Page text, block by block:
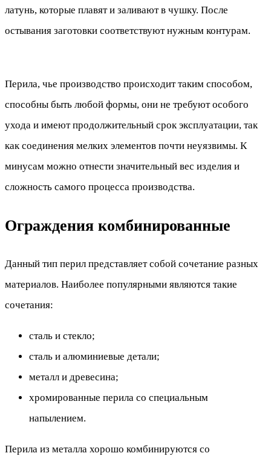
латунь, которые плавят и заливают в чушку. После
остывания заготовки соответствуют нужным контурам.
Перила, чье производство происходит таким способом,
способны быть любой формы, они не требуют особого
ухода и имеют продолжительный срок эксплуатации, так
как соединения мелких элементов почти неуязвимы. К
минусам можно отнести значительный вес изделия и
сложность самого процесса производства.
Ограждения комбинированные
Данный тип перил представляет собой сочетание разных
материалов. Наиболее популярными являются такие
сочетания:
сталь и стекло;
сталь и алюминиевые детали;
металл и древесина;
хромированные перила со специальным
напылением.
Перила из металла хорошо комбинируются со